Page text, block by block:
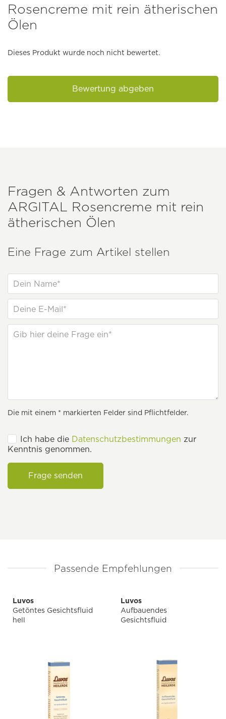
Rosencreme mit rein ätherischen
Ölen
Dieses Produkt wurde noch nicht bewertet.
Bewertung abgeben
Fragen & Antworten zum
ARGITAL Rosencreme mit rein
ätherischen Ölen
Eine Frage zum Artikel stellen
Die mit einem * markierten Felder sind Pflichtfelder.
Ich habe die Datenschutzbestimmungen zur
Kenntnis genommen.
Frage senden
Passende Empfehlungen
Luvos
Getöntes Gesichtsfluid
hell
Luvos
Aufbauendes
Gesichtsfluid